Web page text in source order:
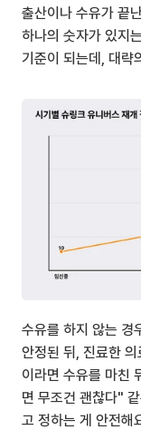
출산이나 수유가 끝
하나의 숫자가 있지
기준이 되는데, 대략
수유를 하지 않는 경
안정된 뒤, 진료한
이라면 수유를 마친
면 무조건 괜찮다"
고 정하는 게 안전해